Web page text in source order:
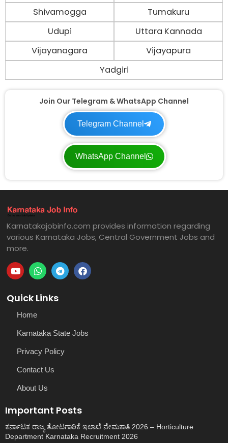
Shivamogga
Tumakuru
Udupi
Uttara Kannada
Vijayanagara
Vijayapura
Yadgiri
Join Our Telegram & WhatsApp Channel
Telegram Channel
WhatsApp Channel
Karnatakajobinfo.com provides information regarding
various Karnataka Jobs, Central Government Jobs and
more.
Quick Links
Home
Karnataka State Jobs
Privacy Policy
Contact Us
About Us
Important Posts
ಕರ್ನಾಟಕ ರಾಜ್ಯ ತೋಟಗಾರಿಕೆ ಇಲಾಖೆ ನೇಮಕಾತಿ 2026 – Horticulture
Department Karnataka Recruitment 2026